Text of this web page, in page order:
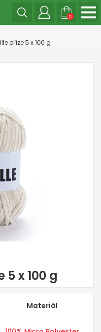
0
příze 5 x 100 g
5 x 100 g
Materiál